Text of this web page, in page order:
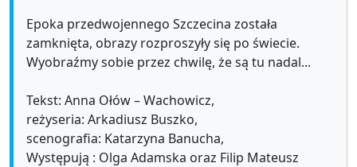
Epoka przedwojennego Szczecina została
zamknięta, obrazy rozproszyły się po świecie.
Wyobraźmy sobie przez chwilę, że są tu nadal...
Tekst: Anna Ołów – Wachowicz,
reżyseria: Arkadiusz Buszko,
scenografia: Katarzyna Banucha,
Występują : Olga Adamska oraz Filip Mateusz